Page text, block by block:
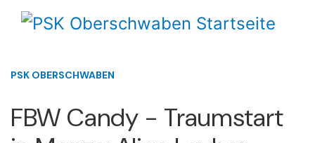
PSK OBERSCHWABEN
FBW Candy - Traumstart